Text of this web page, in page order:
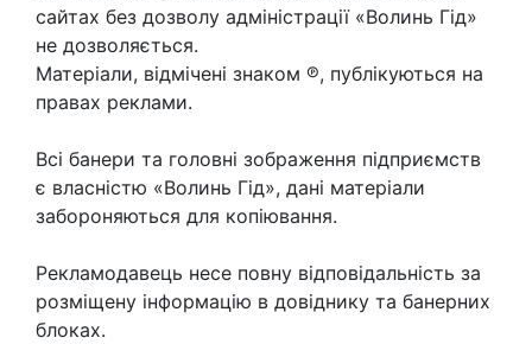
сайтах без дозволу адміністрації «Волинь Гід»
не дозволяється.
Матеріали, відмічені знаком ℗, публікуються на
правах реклами.
Всі банери та головні зображення підприємств
є власністю «Волинь Гід», дані матеріали
забороняються для копіювання.
Рекламодавець несе повну відповідальність за
розміщену інформацію в довіднику та банерних
блоках.